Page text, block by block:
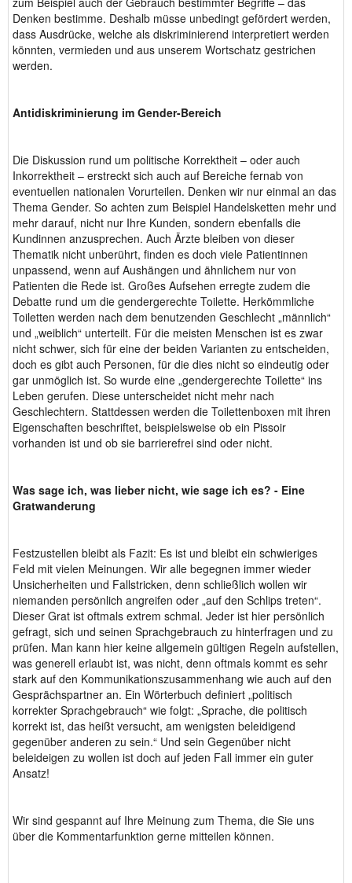
Denken bestimme. Deshalb müsse unbedingt gefördert werden,
dass Ausdrücke, welche als diskriminierend interpretiert werden
könnten, vermieden und aus unserem Wortschatz gestrichen
werden.
Antidiskriminierung im Gender-Bereich
Die Diskussion rund um politische Korrektheit – oder auch
Inkorrektheit – erstreckt sich auch auf Bereiche fernab von
eventuellen nationalen Vorurteilen. Denken wir nur einmal an das
Thema Gender. So achten zum Beispiel Handelsketten mehr und
mehr darauf, nicht nur Ihre Kunden, sondern ebenfalls die
Kundinnen anzusprechen. Auch Ärzte bleiben von dieser
Thematik nicht unberührt, finden es doch viele Patientinnen
unpassend, wenn auf Aushängen und ähnlichem nur von
Patienten die Rede ist. Großes Aufsehen erregte zudem die
Debatte rund um die gendergerechte Toilette. Herkömmliche
Toiletten werden nach dem benutzenden Geschlecht „männlich“
und „weiblich“ unterteilt. Für die meisten Menschen ist es zwar
nicht schwer, sich für eine der beiden Varianten zu entscheiden,
doch es gibt auch Personen, für die dies nicht so eindeutig oder
gar unmöglich ist. So wurde eine „gendergerechte Toilette“ ins
Leben gerufen. Diese unterscheidet nicht mehr nach
Geschlechtern. Stattdessen werden die Toilettenboxen mit ihren
Eigenschaften beschriftet, beispielsweise ob ein Pissoir
vorhanden ist und ob sie barrierefrei sind oder nicht.
Was sage ich, was lieber nicht, wie sage ich es? - Eine
Gratwanderung
Festzustellen bleibt als Fazit: Es ist und bleibt ein schwieriges
Feld mit vielen Meinungen. Wir alle begegnen immer wieder
Unsicherheiten und Fallstricken, denn schließlich wollen wir
niemanden persönlich angreifen oder „auf den Schlips treten“.
Dieser Grat ist oftmals extrem schmal. Jeder ist hier persönlich
gefragt, sich und seinen Sprachgebrauch zu hinterfragen und zu
prüfen. Man kann hier keine allgemein gültigen Regeln aufstellen,
was generell erlaubt ist, was nicht, denn oftmals kommt es sehr
stark auf den Kommunikationszusammenhang wie auch auf den
Gesprächspartner an. Ein Wörterbuch definiert „politisch
korrekter Sprachgebrauch“ wie folgt: „Sprache, die politisch
korrekt ist, das heißt versucht, am wenigsten beleidigend
gegenüber anderen zu sein.“ Und sein Gegenüber nicht
beleideigen zu wollen ist doch auf jeden Fall immer ein guter
Ansatz!
Wir sind gespannt auf Ihre Meinung zum Thema, die Sie uns
über die Kommentarfunktion gerne mitteilen können.